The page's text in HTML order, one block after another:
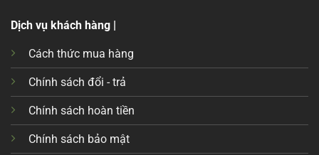
Dịch vụ khách hàng |
Cách thức mua hàng
Chính sách đổi - trả
Chính sách hoàn tiền
Chính sách bảo mật